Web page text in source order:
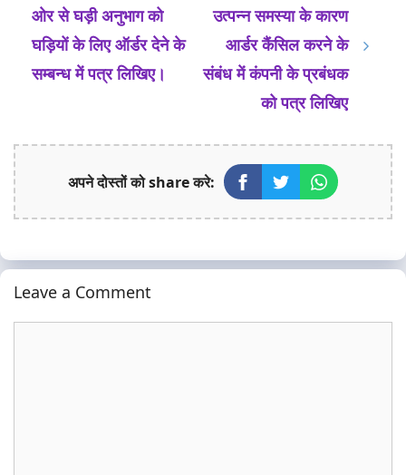
ओर से घड़ी अनुभाग को
घड़ियों के लिए ऑर्डर देने के
सम्बन्ध में पत्र लिखिए।
उत्पन्न समस्या के कारण
आर्डर कैंसिल करने के
संबंध में कंपनी के प्रबंधक
को पत्र लिखिए
अपने दोस्तों को share करे:
Leave a Comment